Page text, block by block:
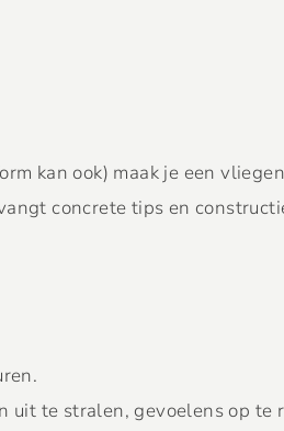
kan ook) maak je een
concrete tips en
uit te stralen, gevoelens op te